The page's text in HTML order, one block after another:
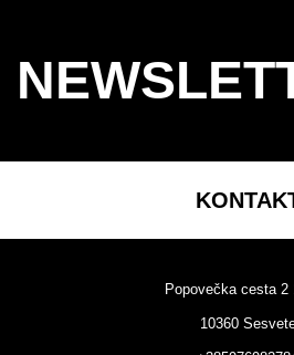
Popovečka cesta 2
10360